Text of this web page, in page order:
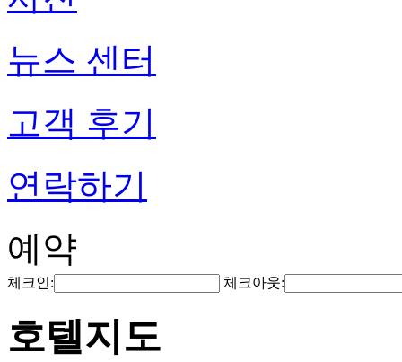
뉴스 센터
고객 후기
연락하기
예약
체크인: 체크아웃:
호텔지도